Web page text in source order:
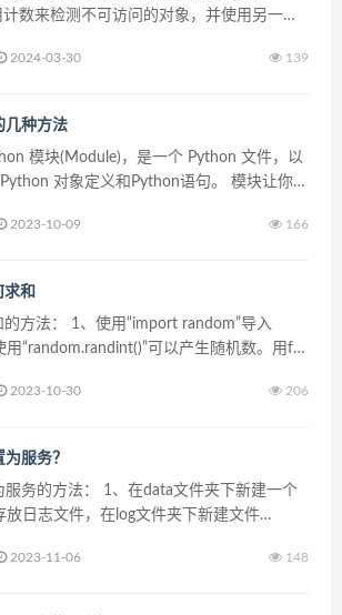
数来检测不可访问的对象，并使用另一种
的对象。 gc 模...
2024-03-30 139
几种方法
模块(Module)，是一个 Python 文件，以
对象定义和Python语句。 模块让你能
2023-10-09 166
和
方法： 1、使用“import random”导入
“random.randint()”可以产生随机数。用for
2023-10-30 206
服务？
务的方法： 1、在data文件夹下新建一个
放日志文件，在log文件夹下新建文件
记...
2023-11-06 148